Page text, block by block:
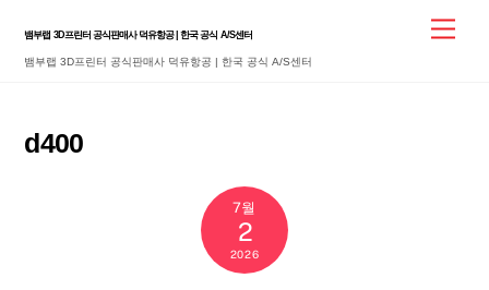
content
뱀부랩 3D프린터 공식판매사 덕유항공 | 한국 공식 A/S센터
뱀부랩 3D프린터 공식판매사 덕유항공 | 한국 공식 A/S센터
d400
7월
2
2026